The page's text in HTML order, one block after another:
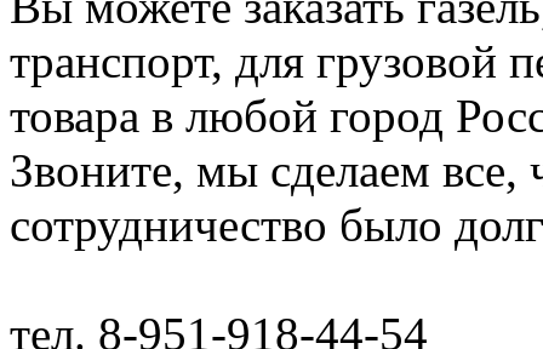
транспорт, для грузовой
товара в любой город
Звоните, мы сделаем
сотрудничество было
тел. 8-951-918-44-54